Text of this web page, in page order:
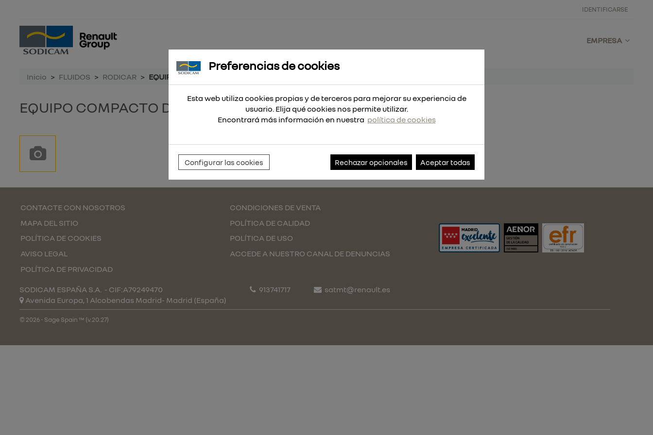
IDENTIFICARSE
EMPRESA
Inicio FLUIDOS RODICAR EQUIPO COMPACTO DE SUMINISTRO DE UREA
EQUIPO COMPACTO DE SUMINISTRO DE UREA
CONTACTE CON NOSOTROS
MAPA DEL SITIO
POLÍTICA DE COOKIES
AVISO LEGAL
POLÍTICA DE PRIVACIDAD
CONDICIONES DE VENTA
POLÍTICA DE CALIDAD
POLÍTICA DE USO
ACCEDE A NUESTRO CANAL DE DENUNCIAS
SODICAM ESPAÑA S.A. - CIF:A79249470
Avenida Europa, 1 Alcobendas Madrid- Madrid (España)
913741717 satmt@renault.es
© 2026 - Sage Spain ™ (v.20.27)
Preferencias de cookies
Esta web utiliza cookies propias y de terceros para mejorar su experiencia de
usuario. Elija qué cookies nos permite utilizar.
Encontrará más información en nuestra política de cookies
Configurar las cookies Rechazar opcionales Aceptar todas